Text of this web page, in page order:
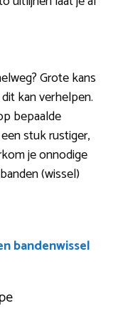
Grote kans
kan verhelpen.
bepaalde
stuk rustiger,
je onnodige
(wissel)
bandenwissel